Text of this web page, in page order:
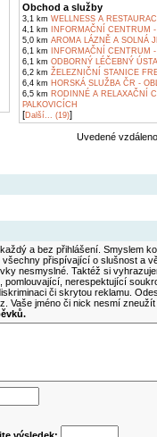
Obchod a služby
3,1 km WELLNESS A
4,1 km INFORMAČNÍ CENTRUM -
5,0 km AROMA LÁZNĚ A SOLNÁ
6,1 km INFORMAČNÍ CENTRUM
6,1 km ODBORNÝ LÉČEBNÝ
6,2 km ŽELEZNIČNÍ STANICE
6,4 km HORSKÁ SLUŽBA ČR -
6,5 km RODINNÉ A RELAXAČNÍ
PALKOVICÍCH
[Další... (19)]
Uvedené
a bez přihlášení. Smyslem
přispívající o slušnost a
nesmyslné. Taktéž si
nerespektující
či skrytou reklamu.
Vaše jméno či nick nesmí zneužít